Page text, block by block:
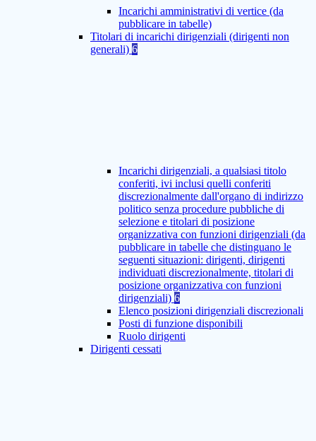
Incarichi amministrativi di vertice (da
pubblicare in tabelle)
Titolari di incarichi dirigenziali (dirigenti non
generali) 6
Incarichi dirigenziali, a qualsiasi titolo
conferiti, ivi inclusi quelli conferiti
discrezionalmente dall'organo di indirizzo
politico senza procedure pubbliche di
selezione e titolari di posizione
organizzativa con funzioni dirigenziali (da
pubblicare in tabelle che distinguano le
seguenti situazioni: dirigenti, dirigenti
individuati discrezionalmente, titolari di
posizione organizzativa con funzioni
dirigenziali) 6
Elenco posizioni dirigenziali discrezionali
Posti di funzione disponibili
Ruolo dirigenti
Dirigenti cessati